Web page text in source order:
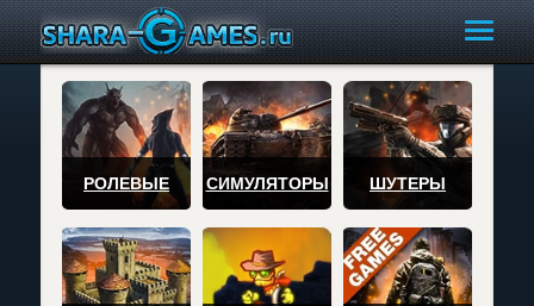
РОЛЕВЫЕ СИМУЛЯТОРЫ ШУТЕРЫ